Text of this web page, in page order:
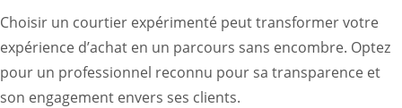
Choisir un courtier expérimenté peut transformer votre
expérience d’achat en un parcours sans encombre. Optez
pour un professionnel reconnu pour sa transparence et
son engagement envers ses clients.